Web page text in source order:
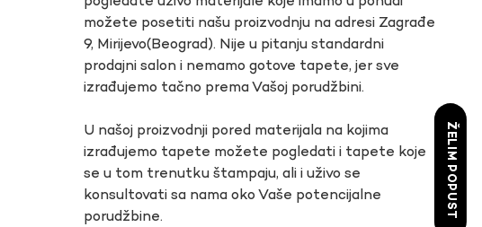
možete posetiti našu proizvodnju na adresi Zagrađe
9, Mirijevo(Beograd). Nije u pitanju standardni
prodajni salon i nemamo gotove tapete, jer sve
izrađujemo tačno prema Vašoj porudžbini.
U našoj proizvodnji pored materijala na kojima
izrađujemo tapete možete pogledati i tapete koje
se u tom trenutku štampaju, ali i uživo se
konsultovati sa nama oko Vaše potencijalne
porudžbine.
ŽELIM POPUST